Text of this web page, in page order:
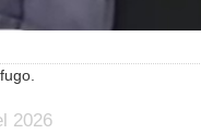
2026